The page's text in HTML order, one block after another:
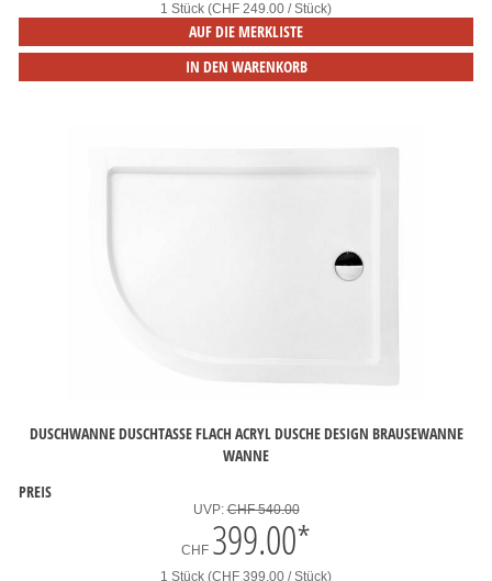
1 Stück (CHF 249.00 / Stück)
AUF DIE MERKLISTE
IN DEN WARENKORB
DUSCHWANNE DUSCHTASSE FLACH ACRYL DUSCHE DESIGN BRAUSEWANNE
WANNE
PREIS
UVP:CHF 540.00
CHF 399.00*
1 Stück (CHF 399.00 / Stück)